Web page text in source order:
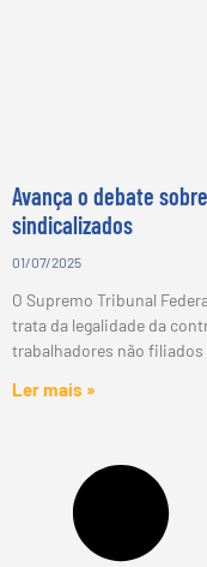
Avança o debate
sindicalizados
01/07/2025
O Supremo Tribunal
trata da legalidade da
trabalhadores não
Ler mais »